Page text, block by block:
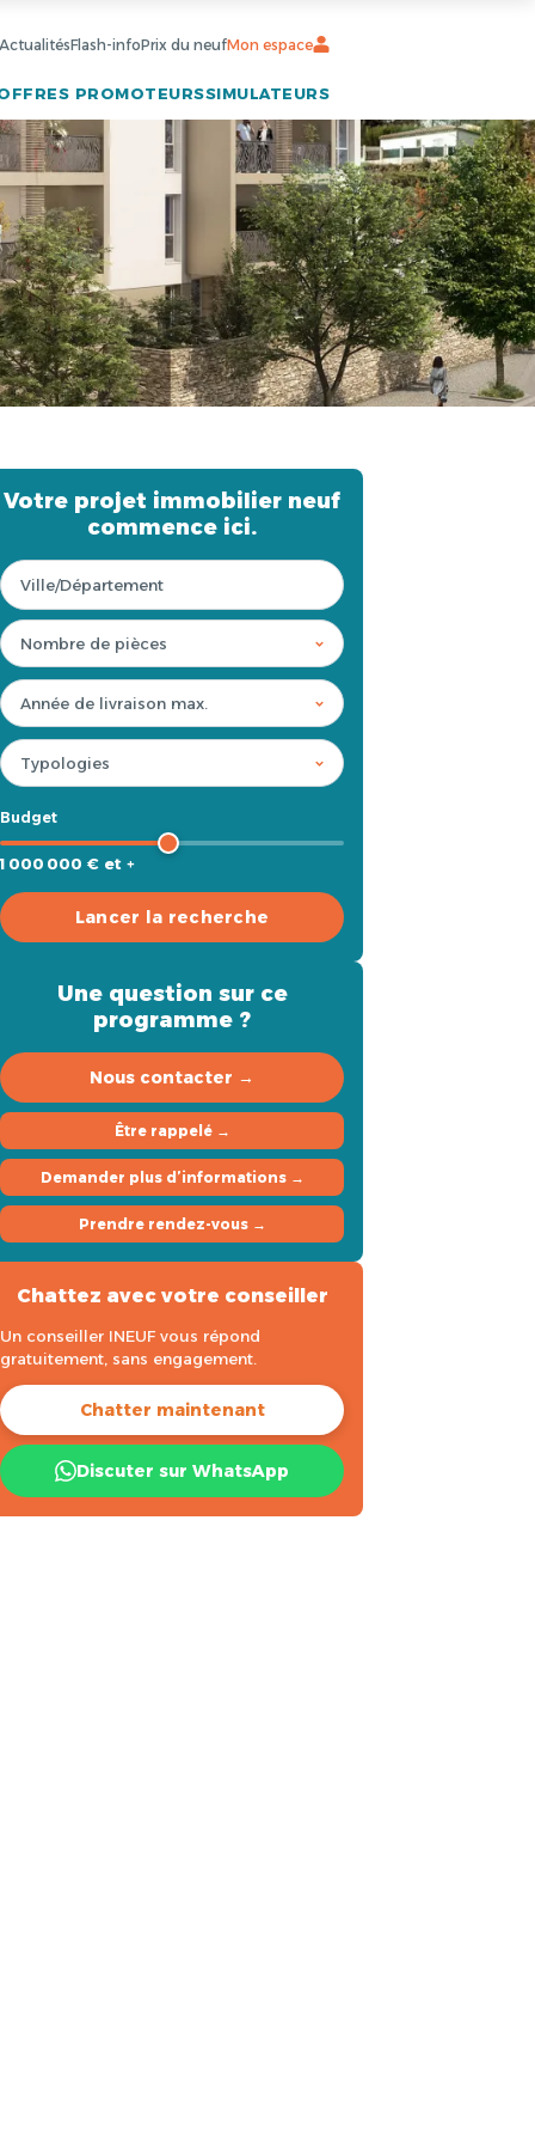
ActualitésFlash-infoPrix du neufMon espace
PROMOTEURSSIMULATEURS
Votre projet immobilier neuf
commence ici.
Budget
1 000 000 € et +
Lancer la recherche
Une question sur ce
programme ?
Nous contacter →
Être rappelé →
Demander plus d’informations →
Prendre rendez-vous →
Chattez avec votre conseiller
Un conseiller INEUF vous répond
gratuitement, sans engagement.
Chatter maintenant
Discuter sur WhatsApp